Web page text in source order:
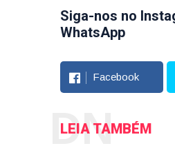
Siga-nos no
WhatsApp
Facebook
LEIA TAMBÉM
DN